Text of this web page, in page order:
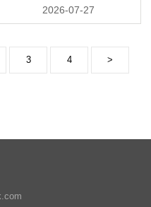
扣、心形磁扣、方形超薄、车
缝磁扣、鸡眼磁扣、...
2026-07-27
3 4 >